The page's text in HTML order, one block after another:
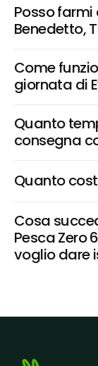
Posso farmi
Benedetto,
Come
giornata di
Quanto
consegna
Quanto
Cosa
Pesca Zero
voglio dare